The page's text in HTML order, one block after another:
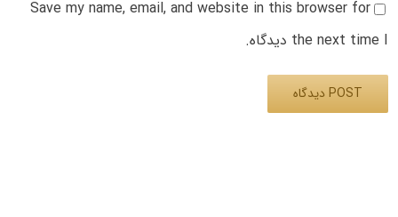
Save my name, email, and website in this browser for
the next time I دیدگاه.